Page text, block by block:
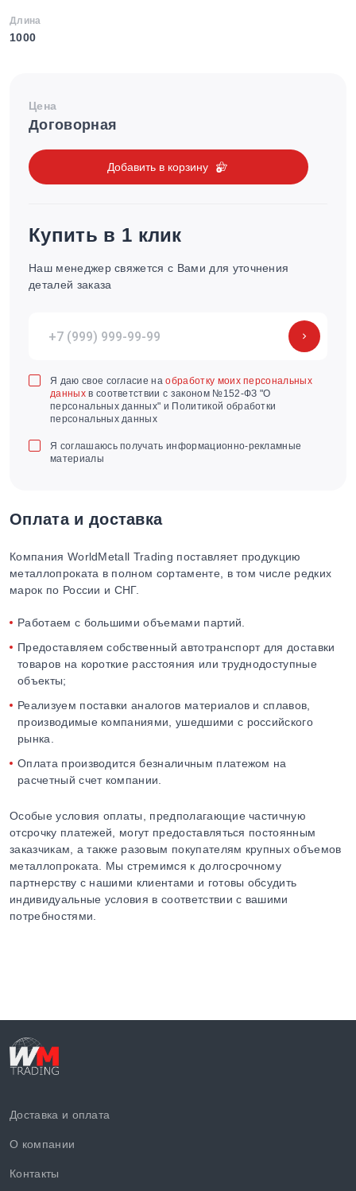
Длина
1000
Цена
Договорная
Добавить в корзину
Купить в 1 клик
Наш менеджер свяжется с Вами для уточнения
деталей заказа
Я даю свое согласие наобработку моих персональных
данныхв соответствии с законом №152-ФЗ "О
персональных данных" и Политикой обработки
персональных данных
Я соглашаюсь получать информационно-рекламные
материалы
Оплата и доставка
Компания WorldMetall Trading поставляет продукцию
металлопроката в полном сортаменте, в том числе редких
марок по России и СНГ.
Работаем с большими объемами партий.
Предоставляем собственный автотранспорт для доставки
товаров на короткие расстояния или труднодоступные
объекты;
Реализуем поставки аналогов материалов и сплавов,
производимые компаниями, ушедшими с российского
рынка.
Оплата производится безналичным платежом на
расчетный счет компании.
Особые условия оплаты, предполагающие частичную
отсрочку платежей, могут предоставляться постоянным
заказчикам, а также разовым покупателям крупных объемов
металлопроката. Мы стремимся к долгосрочному
партнерству с нашими клиентами и готовы обсудить
индивидуальные условия в соответствии с вашими
потребностями.
Доставка и оплата
О компании
Контакты